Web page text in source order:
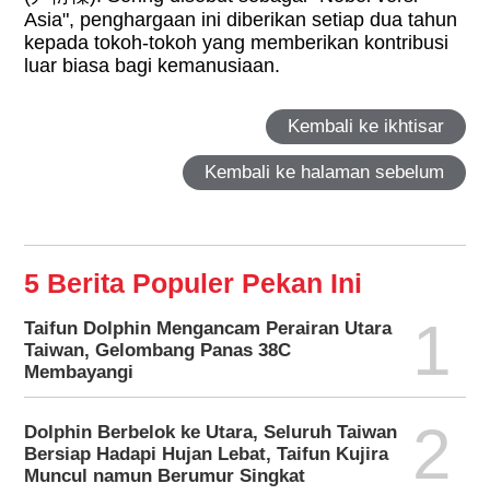
Asia", penghargaan ini diberikan setiap dua tahun
kepada tokoh-tokoh yang memberikan kontribusi
luar biasa bagi kemanusiaan.
Kembali ke ikhtisar
Kembali ke halaman sebelum
5 Berita Populer Pekan Ini
Taifun Dolphin Mengancam Perairan Utara
Taiwan, Gelombang Panas 38C
Membayangi
1
Dolphin Berbelok ke Utara, Seluruh Taiwan
Bersiap Hadapi Hujan Lebat, Taifun Kujira
Muncul namun Berumur Singkat
2